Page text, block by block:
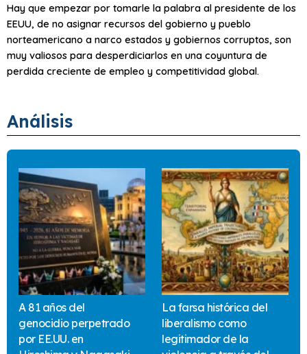
Hay que empezar por tomarle la palabra al presidente de los
EEUU, de no asignar recursos del gobierno y pueblo
norteamericano a narco estados y gobiernos corruptos, son
muy valiosos para desperdiciarlos en una coyuntura de
perdida creciente de empleo y competitividad global.
Análisis
A 81 años del
genocidio perpetrado
por EE.UU. en
La farsa histórica del
liberalismo como
legitimador de la